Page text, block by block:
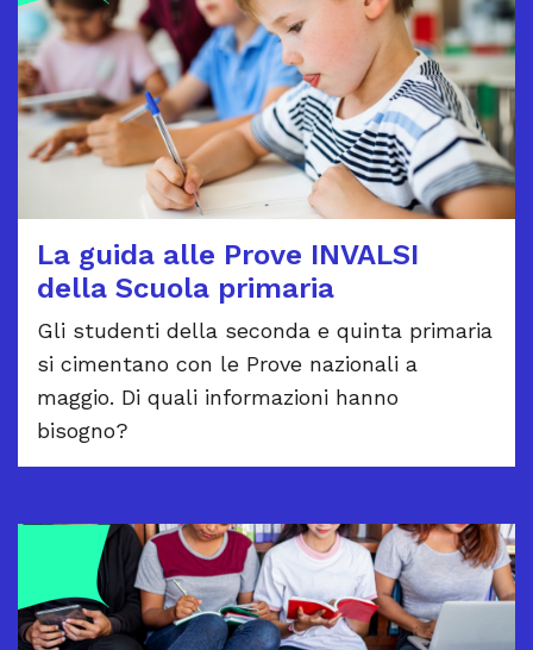
La guida alle Prove INVALSI
della Scuola primaria
Gli studenti della seconda e quinta primaria
si cimentano con le Prove nazionali a
maggio. Di quali informazioni hanno
bisogno?